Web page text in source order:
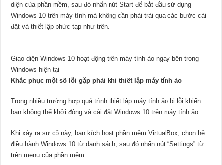
diện của phần mềm, sau đó nhấn nút Start để bắt đầu sử dụng
Windows 10 trên máy tính mà không cần phải trải qua các bước cài
đặt và thiết lập phức tạp như trên.
Giao diện Windows 10 hoạt động trên máy tính ảo ngay bên trong
Windows hiện tại
Khắc phục một số lỗi gặp phải khi thiết lập máy tính ảo
Trong nhiều trường hợp quá trình thiết lập máy tính ảo bị lỗi khiến
bạn không thể khởi động và cài đặt Windows 10 trên máy tính ảo.
Khi xảy ra sự cố này, bạn kích hoạt phần mềm VirtualBox, chọn hệ
điều hành Windows 10 từ danh sách, sau đó nhấn nút “Settings” từ
trên menu của phần mềm.